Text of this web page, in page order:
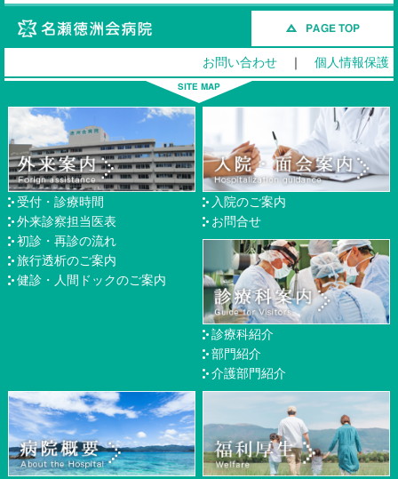
お問い合わせ ｜ 個人情報保護
受付・診療時間
外来診察担当医表
初診・再診の流れ
旅行透析のご案内
健診・人間ドックのご案内
入院のご案内
お問合せ
診療科紹介
部門紹介
介護部門紹介